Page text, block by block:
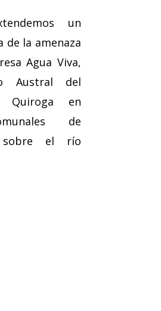
un
de la amenaza
Agua Viva,
Austral del
Quiroga en
de
sobre el río